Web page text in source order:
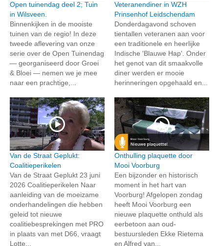
Open tuinendag deel 2; Tuin
in Wilsveen.
Binnenkijken in de mooiste
tuinen van de regio! In deze
tweede aflevering van onze
serie over de Open Tuinendag
— georganiseerd door Groei
& Bloei — nemen we je mee
naar een prachtige,...
Veteranendiner in WZH
Prinsenhof Leidschendam
Donderdagavond schoven
tientallen veteranen aan voor
een traditionele en heerlijke
Indische 'Blauwe Hap'. Onder
het genot van dit smaakvolle
diner werden er mooie
herinneringen opgehaald en...
Van de Straat Geplukt:
Coalitieperikelen
Van de Straat Geplukt 23 juni
2026 Coalitieperikelen Naar
aanleiding van de moeizame
onderhandelingen die hebben
geleid tot nieuwe
coalitiebesprekingen met PRO
in plaats van met D66, vraagt
Lotte...
Onthulling plaquette door
Mooi Voorburg
Een bijzonder en historisch
moment in het hart van
Voorburg! Afgelopen zondag
heeft Mooi Voorburg een
nieuwe plaquette onthuld als
eerbetoon aan oud-
bestuursleden Ekke Rietema
en Alfred van...